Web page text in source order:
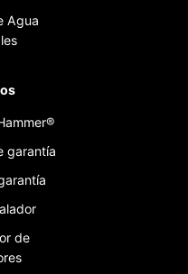
Agua
garantía
de